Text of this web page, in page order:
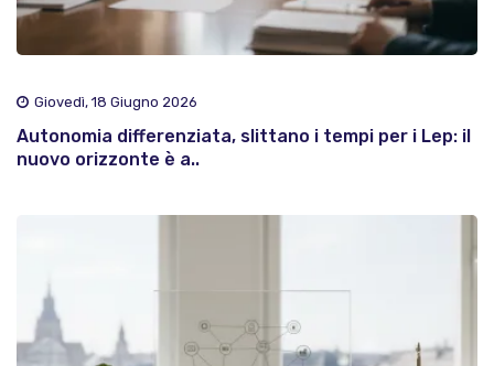
Giovedì, 18 Giugno 2026
Autonomia differenziata, slittano i tempi per i Lep: il
nuovo orizzonte è a..